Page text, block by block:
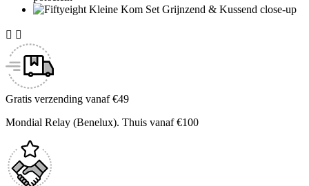
 
Gratis verzending vanaf €49
Mondial Relay (Benelux). Thuis vanaf €100